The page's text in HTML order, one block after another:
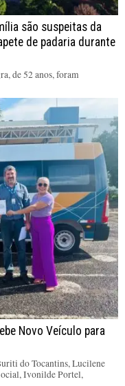
são suspeitas da
de padaria durante
de 52 anos, foram
Novo Veículo para
do Tocantins, Lucilene
Ivonilde Portel,